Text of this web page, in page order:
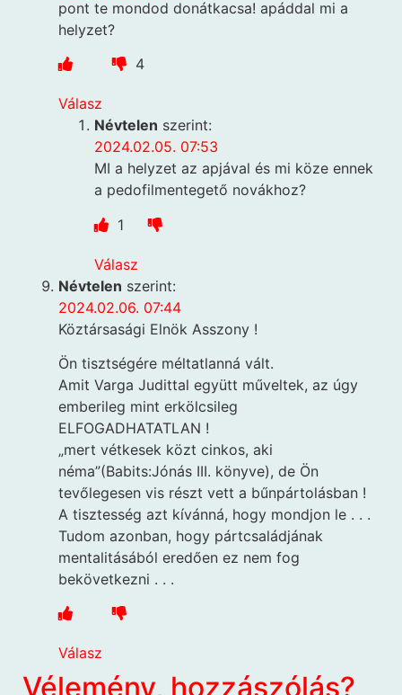
pont te mondod donátkacsa! apáddal mi a
helyzet?
4
Válasz
Névtelen szerint:
2024.02.05. 07:53
MI a helyzet az apjával és mi köze ennek
a pedofilmentegető novákhoz?
1
Válasz
Névtelen szerint:
2024.02.06. 07:44
Köztársasági Elnök Asszony !
Ön tisztségére méltatlanná vált.
Amit Varga Judittal együtt műveltek, az úgy
emberileg mint erkölcsileg
ELFOGADHATATLAN !
„mert vétkesek közt cinkos, aki
néma”(Babits:Jónás III. könyve), de Ön
tevőlegesen vis részt vett a bűnpártolásban !
A tisztesség azt kívánná, hogy mondjon le . . .
Tudom azonban, hogy pártcsaládjának
mentalitásából eredően ez nem fog
bekövetkezni . . .
Válasz
Vélemény, hozzászólás?